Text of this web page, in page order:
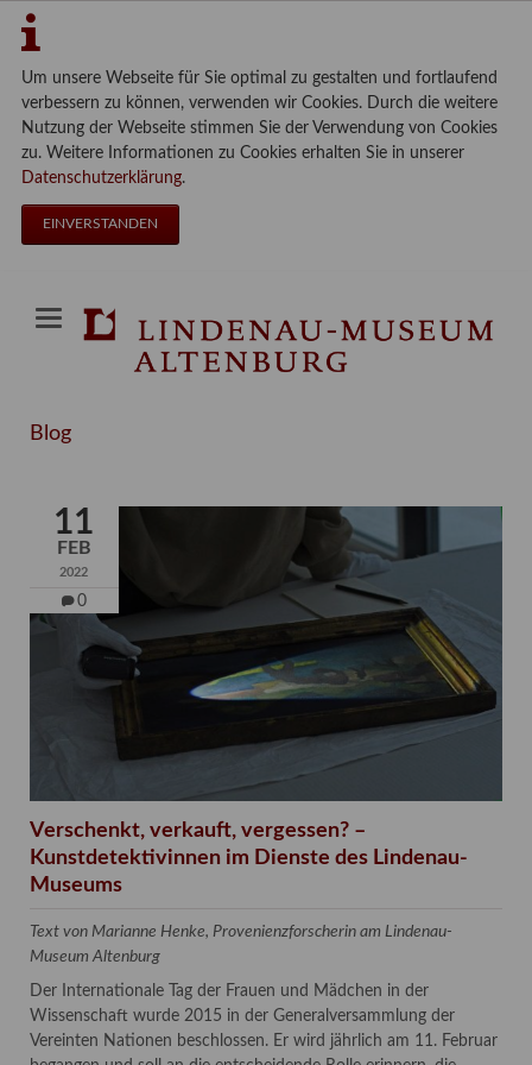
Um unsere Webseite für Sie optimal zu gestalten und fortlaufend
verbessern zu können, verwenden wir Cookies. Durch die weitere
Nutzung der Webseite stimmen Sie der Verwendung von Cookies
zu. Weitere Informationen zu Cookies erhalten Sie in unserer
Datenschutzerklärung.
EINVERSTANDEN
Blog
11
FEB
2022
0
Verschenkt, verkauft, vergessen? –
Kunstdetektivinnen im Dienste des Lindenau-
Museums
Text von Marianne Henke, Provenienzforscherin am Lindenau-
Museum Altenburg
Der Internationale Tag der Frauen und Mädchen in der
Wissenschaft wurde 2015 in der Generalversammlung der
Vereinten Nationen beschlossen. Er wird jährlich am 11. Februar